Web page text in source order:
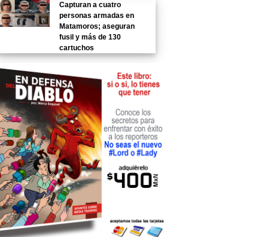
Capturan a cuatro
personas armadas en
Matamoros; aseguran
fusil y más de 130
cartuchos